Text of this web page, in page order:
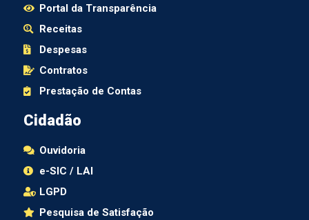
Portal da Transparência
Receitas
Despesas
Contratos
Prestação de Contas
Cidadão
Ouvidoria
e-SIC / LAI
LGPD
Pesquisa de Satisfação